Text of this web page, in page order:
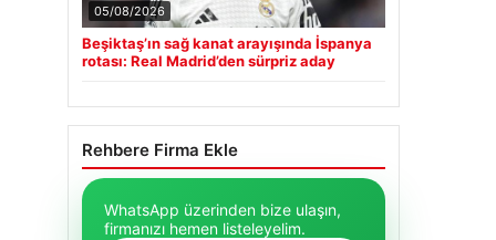
05/08/2026
Beşiktaş’ın sağ kanat arayışında İspanya
rotası: Real Madrid’den sürpriz aday
Rehbere Firma Ekle
WhatsApp üzerinden bize ulaşın,
firmanızı hemen listeleyelim.